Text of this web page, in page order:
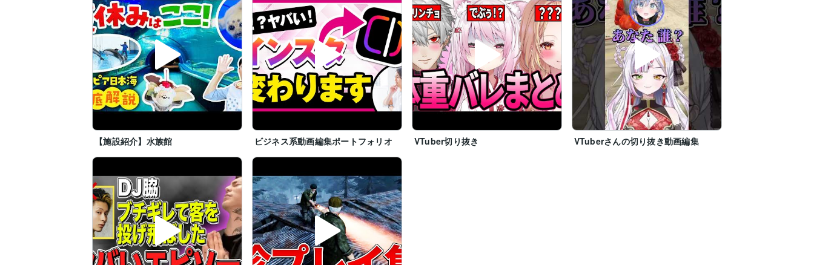
【施設紹介】水族館 ビジネス系動画編集ポートフォリオ VTuber切り抜き VTuberさんの切り抜き動画編集